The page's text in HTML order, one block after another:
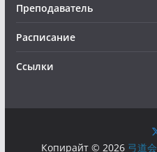
Преподаватель
Расписание
Ссылки
Копирайт © 2026 弓道会